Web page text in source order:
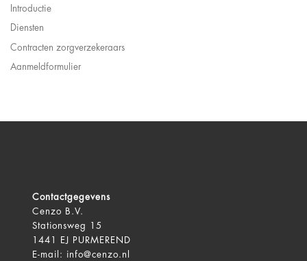
Introductie
Diensten
Contracten zorgverzekeraars
Aanmeldformulier
Contactgegevens
Cenzo B.V.
Stationsweg 15
1441 EJ PURMEREND
E-mail:
info@cenzo.nl